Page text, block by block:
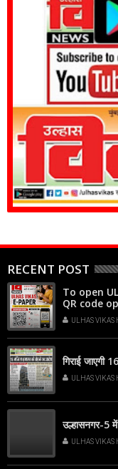
RECENT POST
To open
QR code
Lens,
popup that
ULHAS
गिराई जाएगी
ULHAS
उल्हासनगर-5
ULHAS